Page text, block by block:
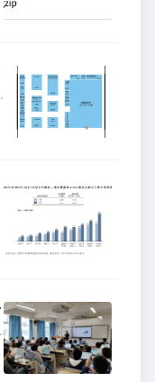
举办PSOC™ Edge